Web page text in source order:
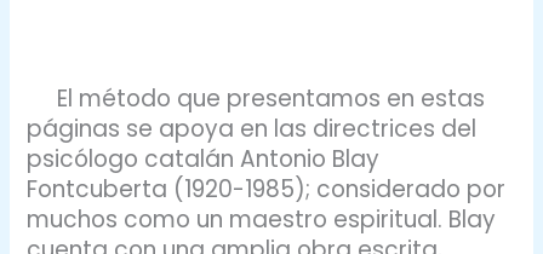
El método que presentamos en estas
páginas se apoya en las directrices del
psicólogo catalán Antonio Blay
Fontcuberta (1920-1985); considerado por
muchos como un maestro espiritual. Blay